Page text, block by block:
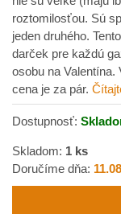
roztomilosťou. Sú
jeden druhého.
darček pre každú
osobu na
cena je za pár.
Dostupnosť:
Skladom: 1 ks
Doručíme dňa: